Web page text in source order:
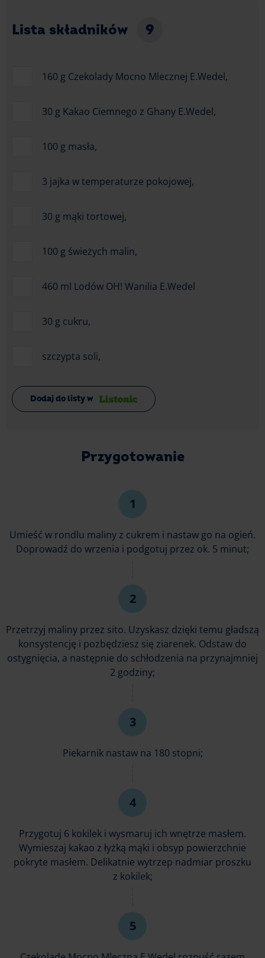
Lista składników 9
160 g Czekolady Mocno Mlecznej E.Wedel,
30 g Kakao Ciemnego z Ghany E.Wedel,
100 g masła,
3 jajka w temperaturze pokojowej,
30 g mąki tortowej,
100 g świeżych malin,
460 ml Lodów OH! Wanilia E.Wedel
30 g cukru,
szczypta soli,
Dodaj do listy w
Przygotowanie
Umieść w rondlu maliny z cukrem i nastaw go na ogień.
Doprowadź do wrzenia i podgotuj przez ok. 5 minut;
Przetrzyj maliny przez sito. Uzyskasz dzięki temu gładszą
konsystencję i pozbędziesz się ziarenek. Odstaw do
ostygnięcia, a następnie do schłodzenia na przynajmniej
2 godziny;
Piekarnik nastaw na 180 stopni;
Przygotuj 6 kokilek i wysmaruj ich wnętrze masłem.
Wymieszaj kakao z łyżką mąki i obsyp powierzchnie
pokryte masłem. Delikatnie wytrzep nadmiar proszku
z kokilek;